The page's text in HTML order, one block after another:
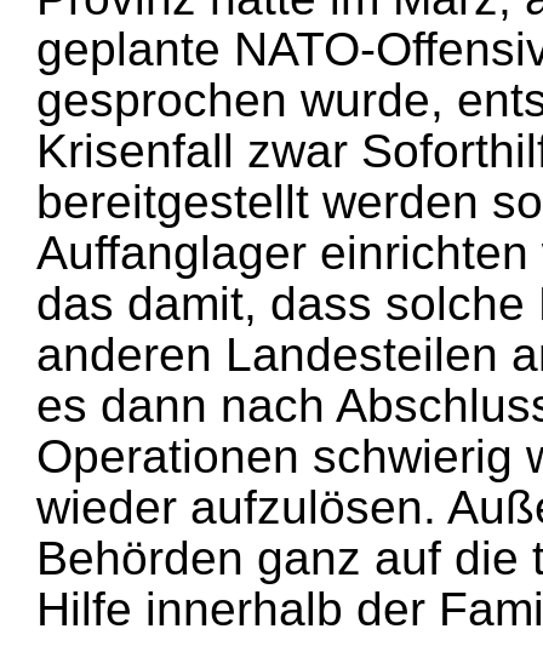
geplante NATO-
gesprochen wurde,
Krisenfall zwar
bereitgestellt werden
Auffanglager
das damit, dass
anderen Landesteilen
es dann nach
Operationen schwierig
wieder aufzulösen.
Behörden ganz auf die
Hilfe innerhalb der